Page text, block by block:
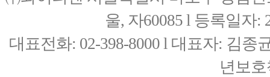
울, 자60085 l 등록일자:
대표전화: 02-398-8000 l 대표자: 김종
년보